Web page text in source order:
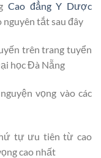
Cao đẳng Y Dược
nguyên tắt sau đây
trên trang tuyển
học Đà Nẵng
vọng vào các
tự ưu tiên từ cao
cao nhất